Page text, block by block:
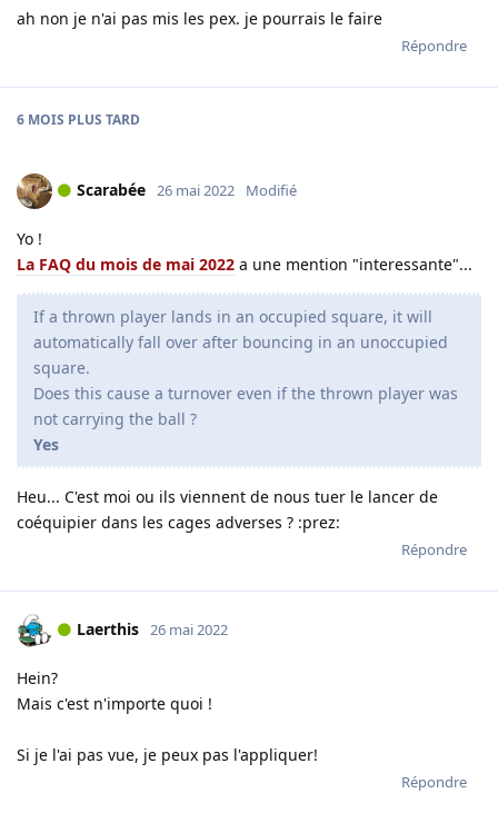
ah non je n'ai pas mis les pex. je pourrais le faire
Répondre
6 MOIS PLUS TARD
Scarabée 26 mai 2022 Modifié
Yo !
La FAQ du mois de mai 2022 a une mention "interessante"...
If a thrown player lands in an occupied square, it will
automatically fall over after bouncing in an unoccupied
square.
Does this cause a turnover even if the thrown player was
not carrying the ball ?
Yes
Heu... C'est moi ou ils viennent de nous tuer le lancer de
coéquipier dans les cages adverses ? :prez:
Répondre
Laerthis 26 mai 2022
Hein?
Mais c'est n'importe quoi !
Si je l'ai pas vue, je peux pas l'appliquer!
Répondre